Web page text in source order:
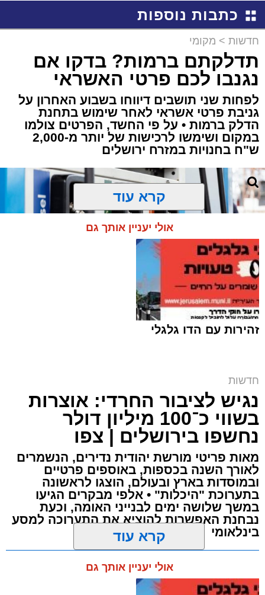
כתבות נוספות
חדשות > מקומי
תדלקתם ברמות? בדקו אם
נגנבו לכם פרטי האשראי
לפחות שני תושבים דיווחו בשבוע האחרון על
גניבת פרטי אשראי לאחר שימוש בתחנת
הדלק ברמות • על פי החשד, הפרטים צולמו
במקום ושימשו לרכישות של יותר מ-2,000
ש"ח בחנויות במזרח ירושלים
חרם על תחנת הדלק | אילוסטרציה shutterstock
ארי קאהן / 10:09 07.08.26
תגים:מזרח ירושלים, ירושלים, רמות, תחנת דלק
חדשות ירושלים
ירושלים החרדית, גניבת פרטי
אשראי, שירות עצמי
חשד לגניבת פרטי אשראי בתחנת דלקבשכונת
רמות בירושלים: במהלך השבוע האחרון דיווחו
תושבים על לפחות שני מקרים שבהם נגנבו, על פי
קרא עוד
אולי יעניין אותך גם
זהירות עם הדו גלגלי
חדשות
נגיש לציבור החרדי: אוצרות
בשווי כ־100 מיליון דולר
נחשפו בירושלים | צפו
מאות פריטי מורשת יהודית נדירים, הנשמרים
לאורך השנה בכספות, באוספים פרטיים
ובמוסדות בארץ ובעולם, הוצגו לראשונה
בתערוכת "היכלות" • אלפי מבקרים הגיעו
במשך שלושה ימים לבנייני האומה, וכעת
נבחנת האפשרות להוציא את התערוכה למסע
בינלאומי
קרא עוד
אולי יעניין אותך גם